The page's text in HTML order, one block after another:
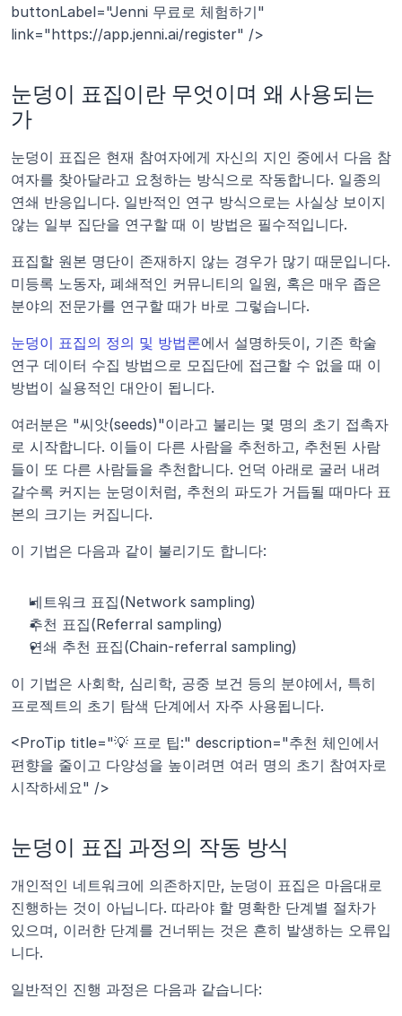
buttonLabel="Jenni 무료로 체험하기"
link="https://app.jenni.ai/register" />
눈덩이 표집이란 무엇이며 왜 사용되는
가
눈덩이 표집은 현재 참여자에게 자신의 지인 중에서 다음 참
여자를 찾아달라고 요청하는 방식으로 작동합니다. 일종의
연쇄 반응입니다. 일반적인 연구 방식으로는 사실상 보이지
않는 일부 집단을 연구할 때 이 방법은 필수적입니다.
표집할 원본 명단이 존재하지 않는 경우가 많기 때문입니다.
미등록 노동자, 폐쇄적인 커뮤니티의 일원, 혹은 매우 좁은
분야의 전문가를 연구할 때가 바로 그렇습니다.
눈덩이 표집의 정의 및 방법론에서 설명하듯이, 기존 학술
연구 데이터 수집 방법으로 모집단에 접근할 수 없을 때 이
방법이 실용적인 대안이 됩니다.
여러분은 "씨앗(seeds)"이라고 불리는 몇 명의 초기 접촉자
로 시작합니다. 이들이 다른 사람을 추천하고, 추천된 사람
들이 또 다른 사람들을 추천합니다. 언덕 아래로 굴러 내려
갈수록 커지는 눈덩이처럼, 추천의 파도가 거듭될 때마다 표
본의 크기는 커집니다.
이 기법은 다음과 같이 불리기도 합니다:
네트워크 표집(Network sampling)
추천 표집(Referral sampling)
연쇄 추천 표집(Chain-referral sampling)
이 기법은 사회학, 심리학, 공중 보건 등의 분야에서, 특히
프로젝트의 초기 탐색 단계에서 자주 사용됩니다.
<ProTip title="💡 프로 팁:" description="추천 체인에서
편향을 줄이고 다양성을 높이려면 여러 명의 초기 참여자로
시작하세요" />
눈덩이 표집 과정의 작동 방식
개인적인 네트워크에 의존하지만, 눈덩이 표집은 마음대로
진행하는 것이 아닙니다. 따라야 할 명확한 단계별 절차가
있으며, 이러한 단계를 건너뛰는 것은 흔히 발생하는 오류입
니다.
일반적인 진행 과정은 다음과 같습니다: